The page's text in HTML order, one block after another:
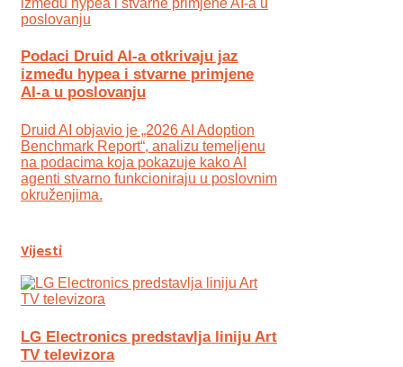
Podaci Druid AI-a otkrivaju jaz
između hypea i stvarne primjene
AI-a u poslovanju
Druid AI objavio je „2026 AI Adoption
Benchmark Report“, analizu temeljenu
na podacima koja pokazuje kako AI
agenti stvarno funkcioniraju u poslovnim
okruženjima.
Vijesti
LG Electronics predstavlja liniju Art
TV televizora